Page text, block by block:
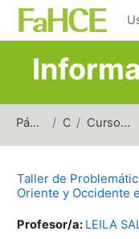
Salta al contenido principal
Página Principal Cursos Cursos de carreras de grado
Taller de
Oriente y Occidente
Profesor/a: LEILA